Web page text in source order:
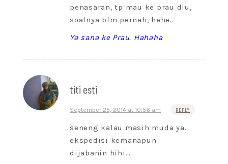
penasaran, tp mau ke prau dlu,
soalnya blm pernah, hehe..
Ya sana ke Prau. Hahaha
titi esti
September 25, 2014 at 10:56 am REPLY
seneng kalau masih muda ya..
ekspedisi kemanapun
dijabanin hihi…